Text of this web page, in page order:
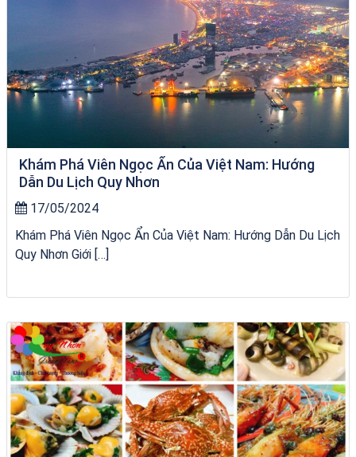
Khám Phá Viên Ngọc Ẩn Của Việt Nam: Hướng
Dẫn Du Lịch Quy Nhơn
17/05/2024
Khám Phá Viên Ngọc Ẩn Của Việt Nam: Hướng Dẫn Du Lịch
Quy Nhơn Giới […]
du thuyền trên biển Quy Nhơn